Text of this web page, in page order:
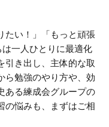
たい！」「もっと頑張
は一人ひとりに最適化
引き出し、主体的な取
ら勉強のやり方や、効
ある練成会グループの
の悩みも、まずはご相